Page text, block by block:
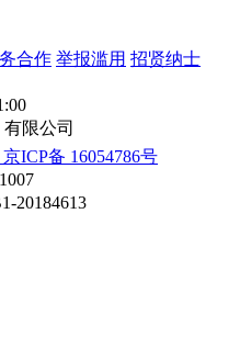
合作 举报滥用 招贤纳士
限公司
京ICP备 16054786号
20184613